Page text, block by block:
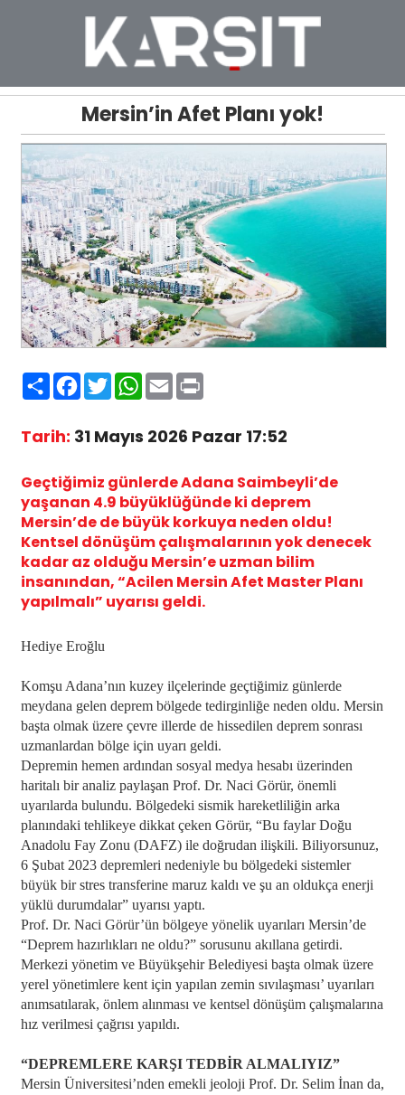
Mersin’in Afet Planı yok!
PaylaşFacebook
TwitterWhatsApp
EmailPrint
Tarih: 31 Mayıs 2026 Pazar 17:52
Geçtiğimiz günlerde Adana Saimbeyli’de
yaşanan 4.9 büyüklüğünde ki deprem
Mersin’de de büyük korkuya neden oldu!
Kentsel dönüşüm çalışmalarının yok denecek
kadar az olduğu Mersin’e uzman bilim
insanından, “Acilen Mersin Afet Master Planı
yapılmalı” uyarısı geldi.
Hediye Eroğlu
Komşu Adana’nın kuzey ilçelerinde geçtiğimiz günlerde
meydana gelen deprem bölgede tedirginliğe neden oldu. Mersin
başta olmak üzere çevre illerde de hissedilen deprem sonrası
uzmanlardan bölge için uyarı geldi.
Depremin hemen ardından sosyal medya hesabı üzerinden
haritalı bir analiz paylaşan Prof. Dr. Naci Görür, önemli
uyarılarda bulundu. Bölgedeki sismik hareketliliğin arka
planındaki tehlikeye dikkat çeken Görür, “Bu faylar Doğu
Anadolu Fay Zonu (DAFZ) ile doğrudan ilişkili. Biliyorsunuz,
6 Şubat 2023 depremleri nedeniyle bu bölgedeki sistemler
büyük bir stres transferine maruz kaldı ve şu an oldukça enerji
yüklü durumdalar” uyarısı yaptı.
Prof. Dr. Naci Görür’ün bölgeye yönelik uyarıları Mersin’de
“Deprem hazırlıkları ne oldu?” sorusunu akıllana getirdi.
Merkezi yönetim ve Büyükşehir Belediyesi başta olmak üzere
yerel yönetimlere kent için yapılan zemin sıvılaşması’ uyarıları
anımsatılarak, önlem alınması ve kentsel dönüşüm çalışmalarına
hız verilmesi çağrısı yapıldı.
“DEPREMLERE KARŞI TEDBİR ALMALIYIZ”
Mersin Üniversitesi’nden emekli jeoloji Prof. Dr. Selim İnan da,